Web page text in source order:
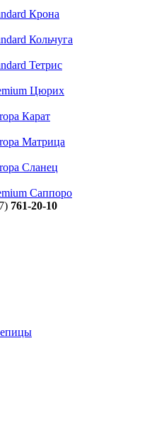
Крона
Кольчуга
Тетрис
Цюрих
Карат
Матрица
Сланец
Саппоро
761-20-10